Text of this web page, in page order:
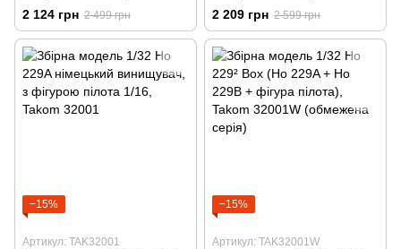
випусків, Takom 2196
2 124 грн 2 499 грн
командирський, з фігурою
Віттмана в 1/16, Takom 2195
2 209 грн 2 599 грн
−15%
Артикул: TAK32001
−15%
Артикул: TAK32001W